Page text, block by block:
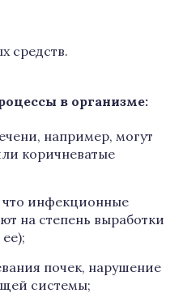
средств.
в организме:
например, могут
коричневатые
что инфекционные
на степень выработки
почек, нарушение
системы;